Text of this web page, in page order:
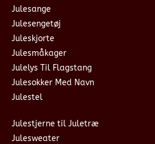
Julesange
Julesengetøj
Juleskjorte
Julesmåkager
Julelys Til Flagstang
Julesokker Med Navn
Julestel
Julestjerne til Juletræ
Julesweater